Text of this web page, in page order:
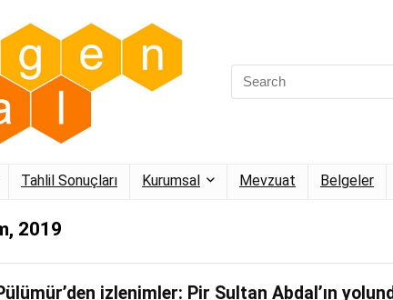
Tahlil Sonuçları Kurumsal Mevzuat Belgeler
2019
izlenimler: Pir Sultan Abdal’ın